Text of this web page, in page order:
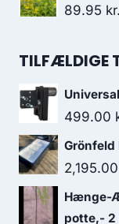
89.95 kr.
TILFÆLDIGE
499.00
2,195.00
Hænge-
potte,- 2